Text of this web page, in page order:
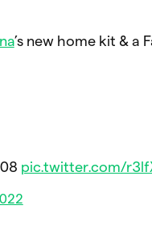
’s new home kit & a
pic.twitter.com/